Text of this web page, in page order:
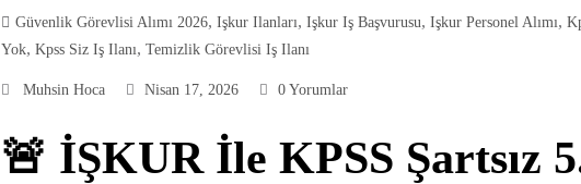
Güvenlik Görevlisi Alımı 2026, Işkur Ilanları, Işkur Iş Başvurusu, Işkur Personel Alımı,
Yok, Kpss Siz Iş Ilanı, Temizlik Görevlisi Iş Ilanı
Muhsin Hoca Nisan 17, 2026 0 Yorumlar
🚨 İŞKUR İle KPSS Şartsız